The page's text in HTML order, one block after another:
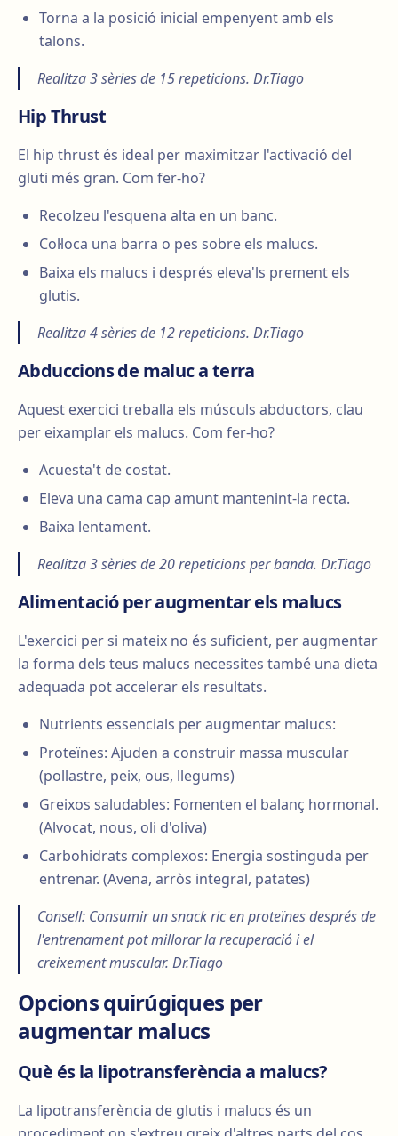
Torna a la posició inicial empenyent amb els
talons.
Realitza 3 sèries de 15 repeticions. Dr.Tiago
Hip Thrust
El hip thrust és ideal per maximitzar l'activació del
gluti més gran. Com fer-ho?
Recolzeu l'esquena alta en un banc.
Col·loca una barra o pes sobre els malucs.
Baixa els malucs i després eleva'ls prement els
glutis.
Realitza 4 sèries de 12 repeticions. Dr.Tiago
Abduccions de maluc a terra
Aquest exercici treballa els músculs abductors, clau
per eixamplar els malucs. Com fer-ho?
Acuesta't de costat.
Eleva una cama cap amunt mantenint-la recta.
Baixa lentament.
Realitza 3 sèries de 20 repeticions per banda. Dr.Tiago
Alimentació per augmentar els malucs
L'exercici per si mateix no és suficient, per augmentar
la forma dels teus malucs necessites també una dieta
adequada pot accelerar els resultats.
Nutrients essencials per augmentar malucs:
Proteïnes: Ajuden a construir massa muscular
(pollastre, peix, ous, llegums)
Greixos saludables: Fomenten el balanç hormonal.
(Alvocat, nous, oli d'oliva)
Carbohidrats complexos: Energia sostinguda per
entrenar. (Avena, arròs integral, patates)
Consell: Consumir un snack ric en proteïnes després de
l'entrenament pot millorar la recuperació i el
creixement muscular. Dr.Tiago
Opcions quirúgiques per
augmentar malucs
Què és la lipotransferència a malucs?
La lipotransferència de glutis i malucs és un